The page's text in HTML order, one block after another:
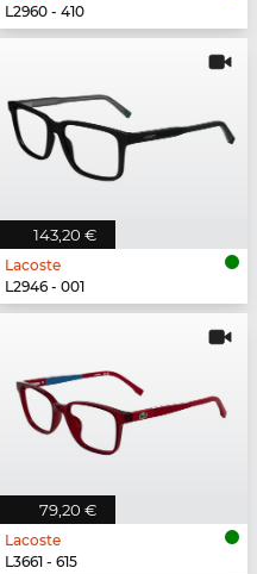
L2960 - 410
143,20 €
Lacoste
L2946 - 001
79,20 €
Lacoste
L3661 - 615